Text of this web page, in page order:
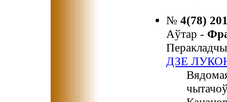
№ 4(78)
Аўтар -
ДЗЕ